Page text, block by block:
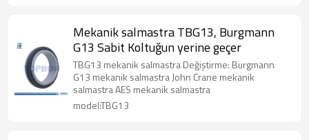
Mekanik salmastra TBG13, Burgmann
G13 Sabit Koltuğun yerine geçer
TBG13 mekanik salmastra Değiştirme: Burgmann
G13 mekanik salmastra John Crane mekanik
salmastra AES mekanik salmastra
model:TBG13